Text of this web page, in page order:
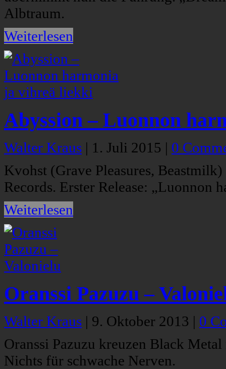
Albtraum.
Weiterlesen
Abyssion – Luonnon
Walter Kraus | 1. Juli 2015 | 0
Kvohst (Grave Pleasures,
Records. Erster Release: „Luonnon
Weiterlesen
Oranssi Pazuzu –
Walter Kraus | 9. Oktober 2013 | 0
Oranssi Pazuzu kreuzen Black
Nichts für schwache Nerven.